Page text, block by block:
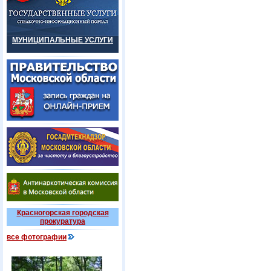
МУНИЦИПАЛЬНЫЕ УСЛУГИ
Красногорская городская
прокуратура
все фотографии